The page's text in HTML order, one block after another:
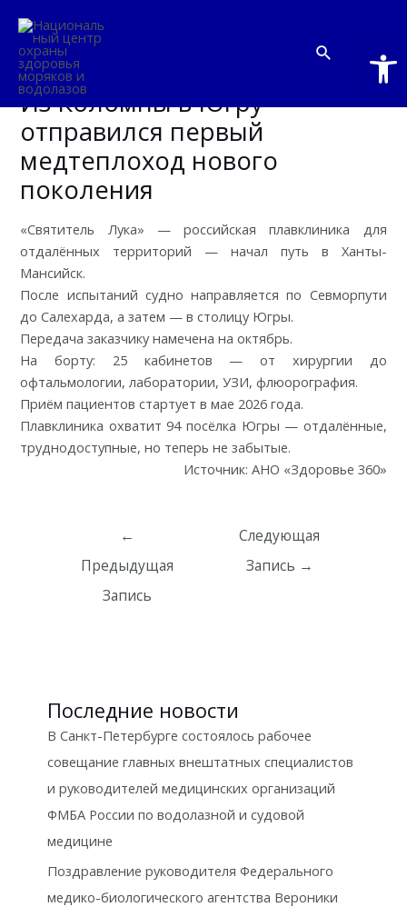
содержимому
Поиск
Из Коломны в Югру
отправился первый
медтеплоход нового
поколения
«Святитель Лука» — российская плавклиника для
отдалённых территорий — начал путь в Ханты-
Мансийск.
После испытаний судно направляется по Севморпути
до Салехарда, а затем — в столицу Югры.
Передача заказчику намечена на октябрь.
На борту: 25 кабинетов — от хирургии до
офтальмологии, лаборатории, УЗИ, флюорография.
Приём пациентов стартует в мае 2026 года.
Плавклиника охватит 94 посёлка Югры — отдалённые,
труднодоступные, но теперь не забытые.
Источник: АНО «Здоровье 360»
записям
←
Предыдущая
Запись
Следующая
Запись →
Последние новости
В Санкт-Петербурге состоялось рабочее
совещание главных внештатных специалистов
и руководителей медицинских организаций
ФМБА России по водолазной и судовой
медицине
Поздравление руководителя Федерального
медико-биологического агентства Вероники